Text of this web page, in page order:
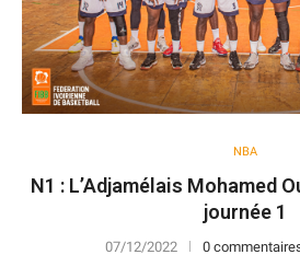
NBA
N1 : L’Adjamélais Mohamed
journée 1
07/12/2022 0